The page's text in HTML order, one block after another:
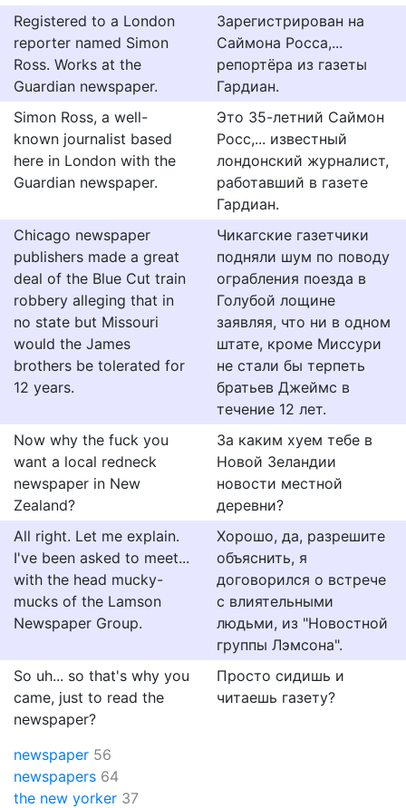
Registered to a London
reporter named Simon
Ross. Works at the
Guardian newspaper.
Зарегистрирован на
Саймона Росса,...
репортёра из газеты
Гардиан.
Simon Ross, a well-
known journalist based
here in London with the
Guardian newspaper.
Это 35-летний Саймон
Росс,... известный
лондонский журналист,
работавший в газете
Гардиан.
Chicago newspaper
publishers made a great
deal of the Blue Cut train
robbery alleging that in
no state but Missouri
would the James
brothers be tolerated for
12 years.
Чикагские газетчики
подняли шум по поводу
ограбления поезда в
Голубой лощине
заявляя, что ни в одном
штате, кроме Миссури
не стали бы терпеть
братьев Джеймс в
течение 12 лет.
Now why the fuck you
want a local redneck
newspaper in New
Zealand?
За каким хуем тебе в
Новой Зеландии
новости местной
деревни?
All right. Let me explain.
I've been asked to meet...
with the head mucky-
mucks of the Lamson
Newspaper Group.
Хорошо, да, разрешите
объяснить, я
договорился о встрече
с влиятельными
людьми, из "Новостной
группы Лэмсона".
So uh... so that's why you
came, just to read the
newspaper?
Просто сидишь и
читаешь газету?
newspaper 56
newspapers 64
the new yorker 37